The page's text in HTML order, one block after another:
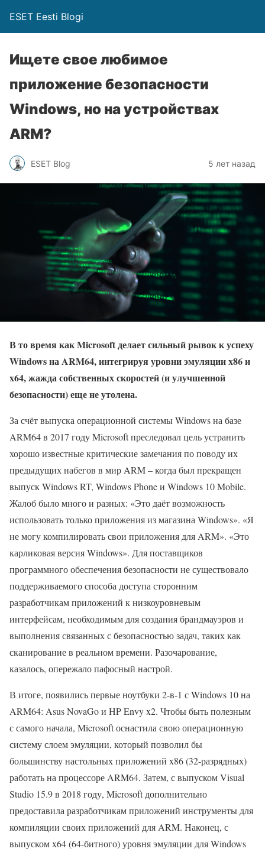
ESET Eesti Blogi
Ищете свое любимое
приложение безопасности
Windows, но на устройствах
ARM?
ESET Blog 5 лет назад
В то время как Microsoft делает сильный рывок к успеху
Windows на ARM64, интегрируя уровни эмуляции x86 и
x64, жажда собственных скоростей (и улучшенной
безопасности) еще не утолена.
За счёт выпуска операционной системы Windows на базе
ARM64 в 2017 году Microsoft преследовал цель устранить
хорошо известные критические замечания по поводу их
предыдущих набегов в мир ARM – когда был прекращен
выпуск Windows RT, Windows Phone и Windows 10 Mobile.
Жалоб было много и разных: «Это даёт возможность
использовать только приложения из магазина Windows». «Я
не могу компилировать свои приложения для ARM». «Это
карликовая версия Windows». Для поставщиков
программного обеспечения безопасности не существовало
поддерживаемого способа доступа сторонним
разработчикам приложений к низкоуровневым
интерфейсам, необходимым для создания брандмауэров и
выполнения связанных с безопасностью задач, таких как
сканирование в реальном времени. Разочарование,
казалось, опережало пафосный настрой.
В итоге, появились первые ноутбуки 2-в-1 с Windows 10 на
ARM64: Asus NovaGo и HP Envy x2. Чтобы быть полезным
с самого начала, Microsoft оснастила свою операционную
систему слоем эмуляции, который позволил бы
большинству настольных приложений x86 (32-разрядных)
работать на процессоре ARM64. Затем, с выпуском Visual
Studio 15.9 в 2018 году, Microsoft дополнительно
предоставила разработчикам приложений инструменты для
компиляции своих приложений для ARM. Наконец, с
выпуском x64 (64-битного) уровня эмуляции для Windows